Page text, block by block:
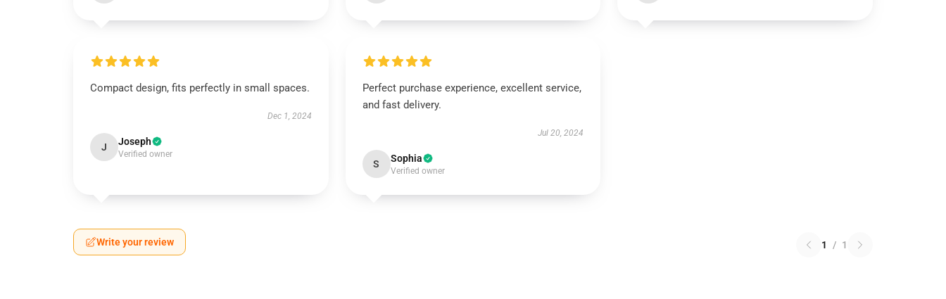
Compact design, fits perfectly in small spaces.
Dec 1, 2024
J Joseph
Verified owner
Perfect purchase experience, excellent service,
and fast delivery.
Jul 20, 2024
S Sophia
Verified owner
Write your review 1 / 1